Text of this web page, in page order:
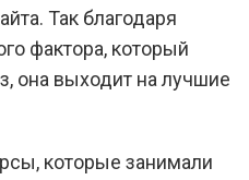
Так благодаря
фактора, который
она выходит на лучшие
которые занимали